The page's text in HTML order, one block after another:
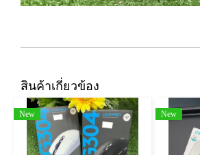
สินค้าเกี่ยวข้อง
New New